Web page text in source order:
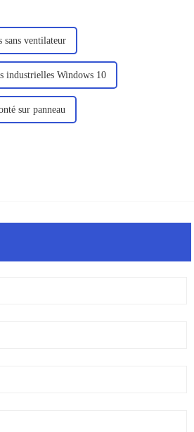
sans ventilateur
industrielles Windows 10
sur panneau